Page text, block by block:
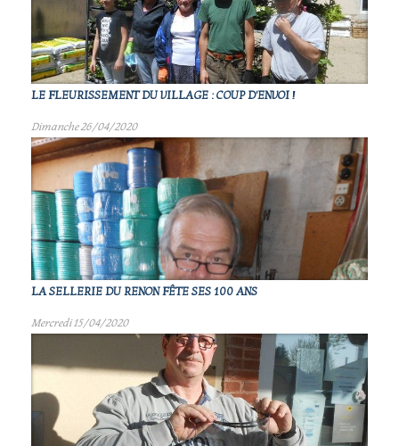
LE FLEURISSEMENT DU VILLAGE : COUP D'ENVOI !
Dimanche 26/04/2020
LA SELLERIE DU RENON FÊTE SES 100 ANS
Mercredi 15/04/2020